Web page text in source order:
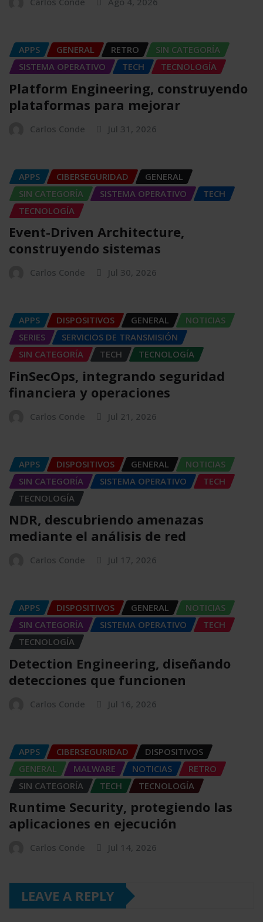
APPS GENERAL RETRO
SIN CATEGORÍA
SISTEMA OPERATIVO
TECH TECNOLOGÍA
Platform Engineering, construyendo
plataformas para mejorar
Carlos Conde Jul 31, 2026
APPS CIBERSEGURIDAD
GENERAL
SIN CATEGORÍA
SISTEMA OPERATIVO
TECH
TECNOLOGÍA
Event-Driven Architecture,
construyendo sistemas
Carlos Conde Jul 30, 2026
APPS DISPOSITIVOS GENERAL
NOTICIAS
SERIES
SERVICIOS DE TRANSMISIÓN
SIN CATEGORÍA
TECH TECNOLOGÍA
FinSecOps, integrando seguridad
financiera y operaciones
Carlos Conde Jul 21, 2026
APPS DISPOSITIVOS GENERAL
NOTICIAS
SIN CATEGORÍA
SISTEMA OPERATIVO
TECH
TECNOLOGÍA
NDR, descubriendo amenazas
mediante el análisis de red
Carlos Conde Jul 17, 2026
APPS DISPOSITIVOS GENERAL
NOTICIAS
SIN CATEGORÍA
SISTEMA OPERATIVO
TECH
TECNOLOGÍA
Detection Engineering, diseñando
detecciones que funcionen
Carlos Conde Jul 16, 2026
APPS CIBERSEGURIDAD
DISPOSITIVOS
GENERAL
MALWARE NOTICIAS
RETRO
SIN CATEGORÍA
TECH TECNOLOGÍA
Runtime Security, protegiendo las
aplicaciones en ejecución
Carlos Conde Jul 14, 2026
LEAVE A REPLY